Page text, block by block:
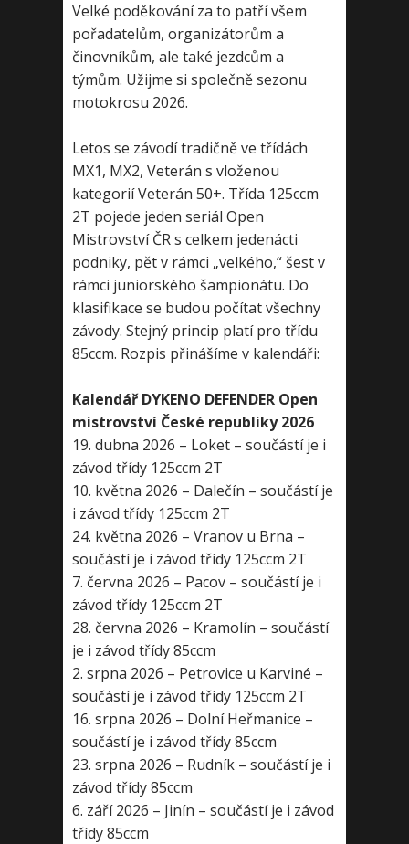
Velké poděkování za to patří všem
pořadatelům, organizátorům a
činovníkům, ale také jezdcům a
týmům. Užijme si společně sezonu
motokrosu 2026.
Letos se závodí tradičně ve třídách
MX1, MX2, Veterán s vloženou
kategorií Veterán 50+. Třída 125ccm
2T pojede jeden seriál Open
Mistrovství ČR s celkem jedenácti
podniky, pět v rámci „velkého,“ šest v
rámci juniorského šampionátu. Do
klasifikace se budou počítat všechny
závody. Stejný princip platí pro třídu
85ccm. Rozpis přinášíme v kalendáři:
Kalendář DYKENO DEFENDER Open
mistrovství České republiky 2026
19. dubna 2026 – Loket – součástí je i
závod třídy 125ccm 2T
10. května 2026 – Dalečín – součástí je
i závod třídy 125ccm 2T
24. května 2026 – Vranov u Brna –
součástí je i závod třídy 125ccm 2T
7. června 2026 – Pacov – součástí je i
závod třídy 125ccm 2T
28. června 2026 – Kramolín – součástí
je i závod třídy 85ccm
2. srpna 2026 – Petrovice u Karviné –
součástí je i závod třídy 125ccm 2T
16. srpna 2026 – Dolní Heřmanice –
součástí je i závod třídy 85ccm
23. srpna 2026 – Rudník – součástí je i
závod třídy 85ccm
6. září 2026 – Jinín – součástí je i závod
třídy 85ccm